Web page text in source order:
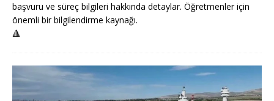
başvuru ve süreç bilgileri hakkında detaylar. Öğretmenler için
önemli bir bilgilendirme kaynağı.
🔺